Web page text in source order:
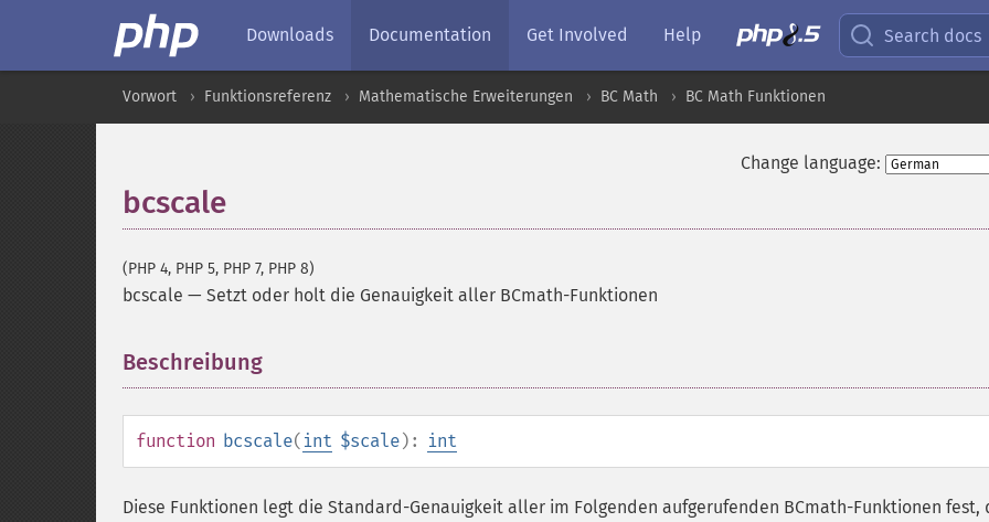
Downloads Documentation Get Involved Help Search docs
Vorwort Funktionsreferenz Mathematische Erweiterungen BC Math BC Math Funktionen
Change language:
bcscale
(PHP 4, PHP 5, PHP 7, PHP 8)
bcscale — Setzt oder holt die Genauigkeit aller BCmath-Funktionen
Beschreibung
function bcscale( int $scale): int
Diese Funktionen legt die Standard-Genauigkeit aller im Folgenden aufgerufenden BCmath-Funktionen fest,